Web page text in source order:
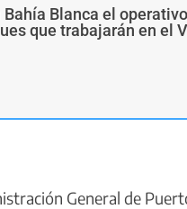
Blanca el
que trabajarán en el
General de